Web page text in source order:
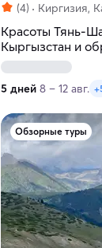
(4) Киргизия,
Красоты Тянь-
Кыргызстан и
5 дней 8 – 12 авг.
Обзорные туры